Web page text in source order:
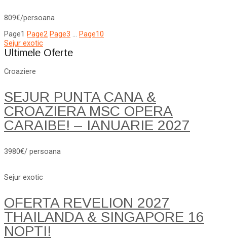
809€/persoana
Page1 Page2 Page3 … Page10
Sejur exotic
Ultimele Oferte
Croaziere
SEJUR PUNTA CANA &
CROAZIERA MSC OPERA
CARAIBE! – IANUARIE 2027
3980€/ persoana
Sejur exotic
OFERTA REVELION 2027
THAILANDA & SINGAPORE 16
NOPTI!